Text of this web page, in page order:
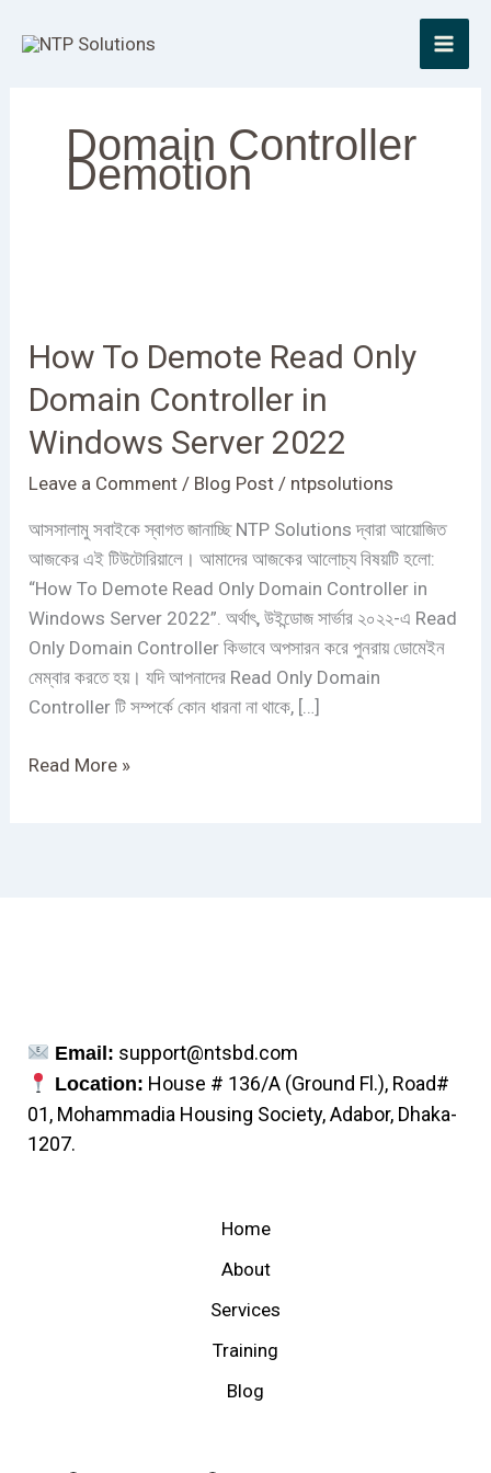
Domain Controller
Demotion
How To Demote Read Only
Domain Controller in
Windows Server 2022
Leave a Comment / Blog Post / ntpsolutions
আসসালামু সবাইকে স্বাগত জানাচ্ছি NTP Solutions দ্বারা আয়োজিত
আজকের এই টিউটোরিয়ালে। আমাদের আজকের আলোচ্য বিষয়টি হলো:
“How To Demote Read Only Domain Controller in
Windows Server 2022”. অর্থাৎ, উইন্ডোজ সার্ভার ২০২২-এ Read
Only Domain Controller কিভাবে অপসারন করে পুনরায় ডোমেইন
মেম্বার করতে হয়। যদি আপনাদের Read Only Domain
Controller টি সম্পর্কে কোন ধারনা না থাকে, […]
Demote
Only
Domain
Windows
Server
2022
Read More »
Email: support@ntsbd.com
Location: House # 136/A (Ground Fl.), Road#
01, Mohammadia Housing Society, Adabor, Dhaka-
1207.
Home
About
Services
Training
Blog